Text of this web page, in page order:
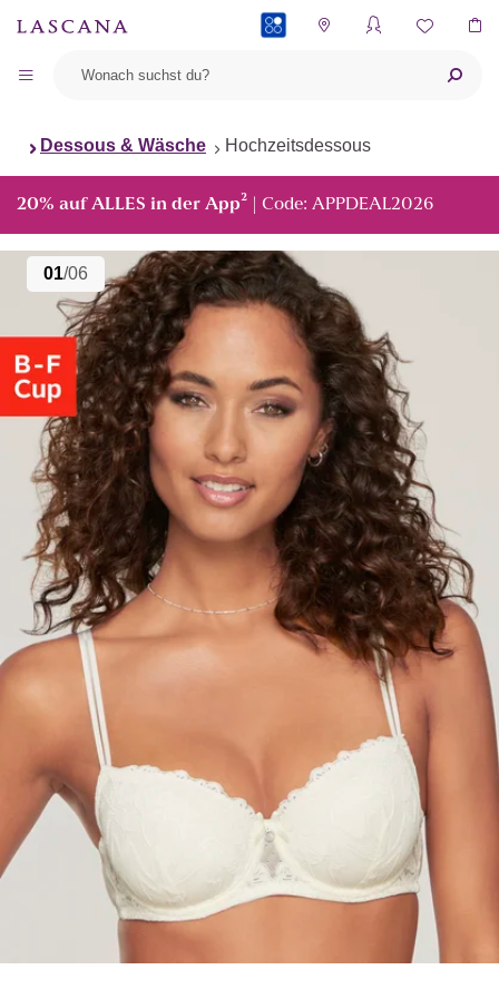
Dessous & Wäsche Hochzeitsdessous
20% auf ALLES in der App² | Code: APPDEAL2026
01/06